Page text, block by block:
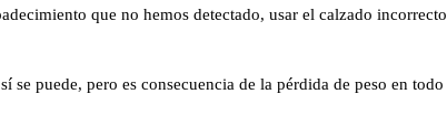
que no hemos detectado, usar el calzado
se puede, pero es consecuencia de la pérdida de peso en